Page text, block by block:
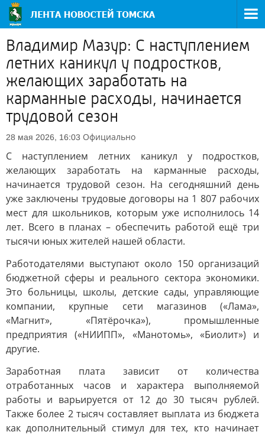
Владимир Мазур: С наступлением
летних каникул у подростков,
желающих заработать на
карманные расходы, начинается
трудовой сезон
28 мая 2026, 16:03 Официально
С наступлением летних каникул у подростков,
желающих заработать на карманные расходы,
начинается трудовой сезон. На сегодняшний день
уже заключены трудовые договоры на 1 807 рабочих
мест для школьников, которым уже исполнилось 14
лет. Всего в планах – обеспечить работой ещё три
тысячи юных жителей нашей области.
Работодателями выступают около 150 организаций
бюджетной сферы и реального сектора экономики.
Это больницы, школы, детские сады, управляющие
компании, крупные сети магазинов («Лама»,
«Магнит», «Пятёрочка»), промышленные
предприятия («НИИПП», «Манотомь», «Биолит») и
другие.
Заработная плата зависит от количества
отработанных часов и характера выполняемой
работы и варьируется от 12 до 30 тысяч рублей.
Также более 2 тысяч составляет выплата из бюджета
как дополнительный стимул для тех, кто начинает